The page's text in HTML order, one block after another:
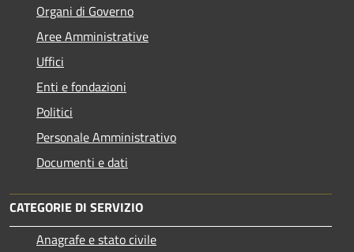
Organi di Governo
Aree Amministrative
Uffici
Enti e fondazioni
Politici
Personale Amministrativo
Documenti e dati
CATEGORIE DI SERVIZIO
Anagrafe e stato civile